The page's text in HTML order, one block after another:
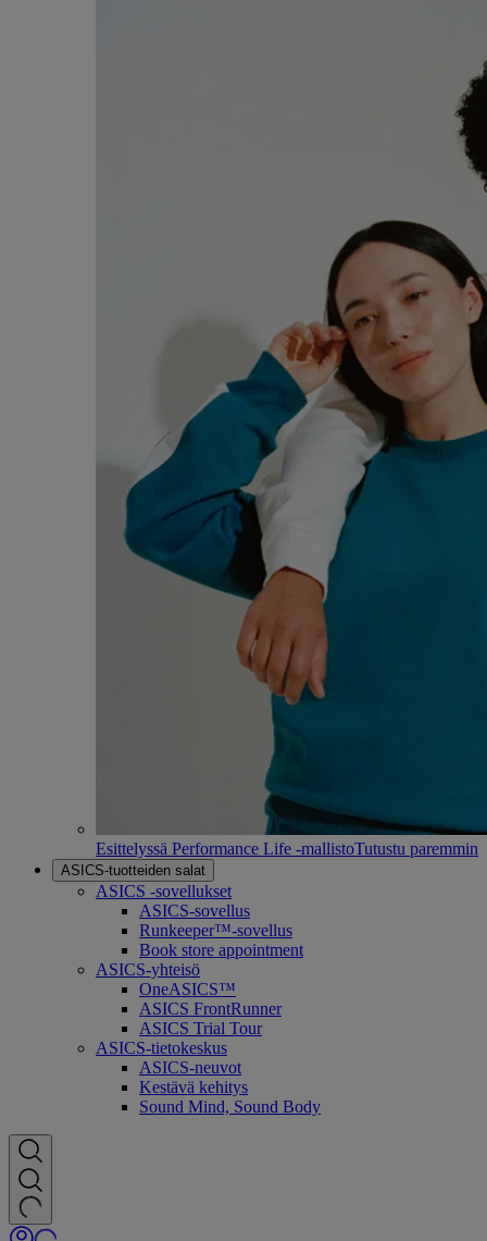
Esittelyssä Performance Life -mallistoTutustu paremmin
ASICS-tuotteiden salat
ASICS -sovellukset
ASICS-sovellus
Runkeeper™-sovellus
Book store appointment
ASICS-yhteisö
OneASICS™
ASICS FrontRunner
ASICS Trial Tour
ASICS-tietokeskus
ASICS-neuvot
Kestävä kehitys
Sound Mind, Sound Body